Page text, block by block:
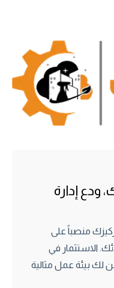
ودع إدارة
منصباً على
الاستثمار في
لك بيئة عمل مثالية